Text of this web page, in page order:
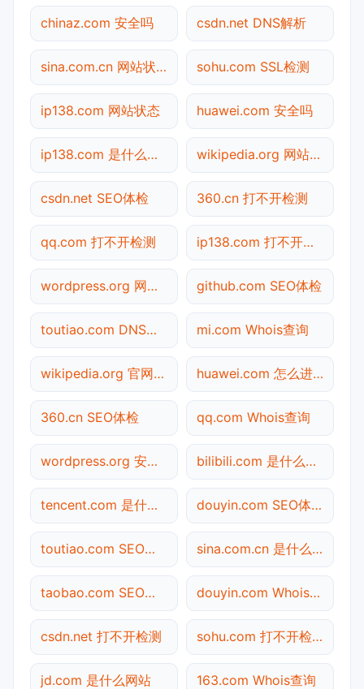
chinaz.com 安全吗 csdn.net DNS解析
sina.com.cn 网站状态 sohu.com SSL检测
ip138.com 网站状态 huawei.com 安全吗
ip138.com 是什么网站 wikipedia.org 网站状态
csdn.net SEO体检 360.cn 打不开检测
qq.com 打不开检测 ip138.com 打不开检测
wordpress.org 网站状态 github.com SEO体检
toutiao.com DNS解析 mi.com Whois查询
wikipedia.org 官网入口 huawei.com 怎么进入
360.cn SEO体检 qq.com Whois查询
wordpress.org 安全吗 bilibili.com 是什么网站
tencent.com 是什么网站 douyin.com SEO体检
toutiao.com SEO体检 sina.com.cn 是什么网站
taobao.com SEO体检 douyin.com Whois查询
csdn.net 打不开检测 sohu.com 打不开检测
jd.com 是什么网站 163.com Whois查询